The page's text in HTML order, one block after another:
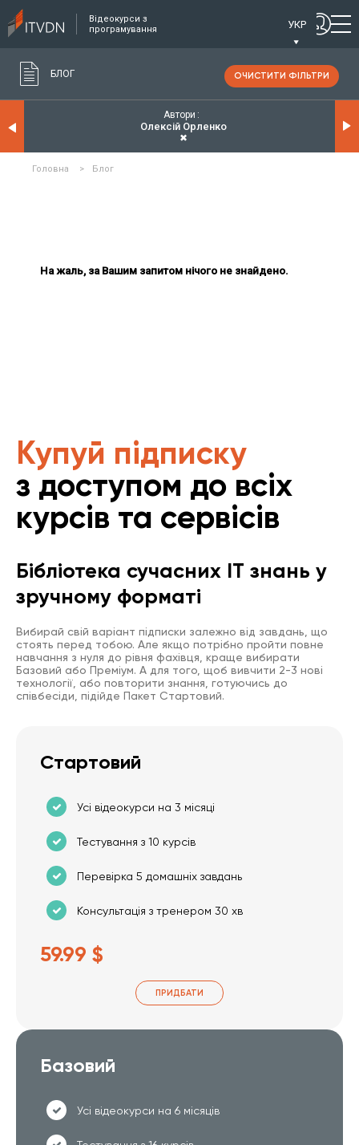
Відеокурси з
програмування
УКР
БЛОГ ОЧИСТИТИ ФІЛЬТРИ
Автори
Олексій Орленко
✖
Головна > Блог
На жаль, за Вашим запитом нічого не знайдено.
Купуй підписку
з доступом до всіх
курсів та сервісів
Бібліотека сучасних IT знань у
зручному форматі
Вибирай свій варіант підписки залежно від завдань, що
стоять перед тобою. Але якщо потрібно пройти повне
навчання з нуля до рівня фахівця, краще вибирати
Базовий або Преміум. А для того, щоб вивчити 2-3 нові
технології, або повторити знання, готуючись до
співбесіди, підійде Пакет Стартовий.
Стартовий
Усі відеокурси на 3 місяці
Тестування з 10 курсів
Перевірка 5 домашніх завдань
Консультація з тренером 30 хв
59.99 $
ПРИДБАТИ
Базовий
Усі відеокурси на 6 місяців